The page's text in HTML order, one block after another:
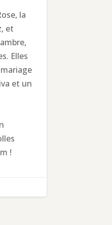
la
et
Elles
et un
!